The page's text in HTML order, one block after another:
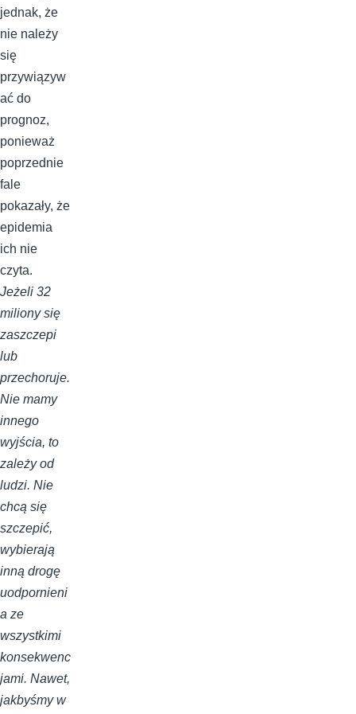
jednak, że
nie należy
się
przywiązyw
ać do
prognoz,
ponieważ
poprzednie
fale
pokazały, że
epidemia
ich nie
czyta.
Jeżeli 32
miliony się
zaszczepi
lub
przechoruje.
Nie mamy
innego
wyjścia, to
zależy od
ludzi. Nie
chcą się
szczepić,
wybierają
inną drogę
uodpornieni
a ze
wszystkimi
konsekwenc
jami. Nawet,
jakbyśmy w